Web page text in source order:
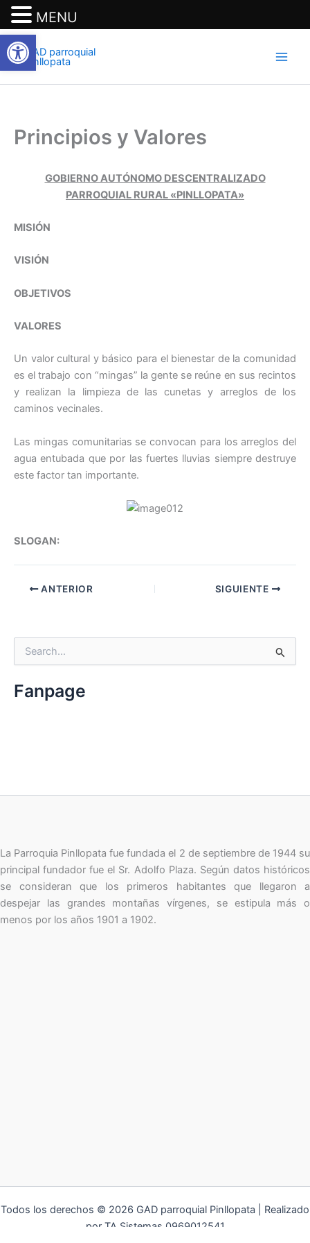
Ir
contenido
Principios y Valores
GOBIERNO AUTÓNOMO DESCENTRALIZADO
PARROQUIAL RURAL «PINLLOPATA»
MISIÓN
VISIÓN
OBJETIVOS
VALORES
Un valor cultural y básico para el bienestar de la comunidad
es el trabajo con “mingas” la gente se reúne en sus recintos
y realizan la limpieza de las cunetas y arreglos de los
caminos vecinales.
Las mingas comunitarias se convocan para los arreglos del
agua entubada que por las fuertes lluvias siempre destruye
este factor tan importante.
SLOGAN:
ANTERIOR SIGUIENTE
c
aFanpage
La Parroquia Pinllopata fue fundada el 2 de septiembre de 1944 su
principal fundador fue el Sr. Adolfo Plaza. Según datos históricos
se consideran que los primeros habitantes que llegaron a
despejar las grandes montañas vírgenes, se estipula más o
menos por los años 1901 a 1902.
Todos los derechos © 2026 GAD parroquial Pinllopata | Realizado
por TA Sistemas 0969012541
MENU
Abrir barra de herramientas